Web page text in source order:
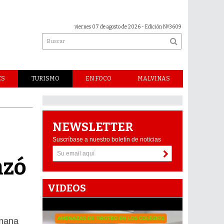
viernes 07 de agosto de 2026 - Edición Nº3609
TURISMO EN FOCO MALVINAS
NEWSLETTER
Suscríbase a nuestro boletín de noticias
VIDEOS